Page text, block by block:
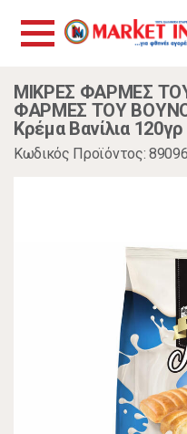
ΜΙΚΡΕΣ ΦΑΡΜΕΣ
ΦΑΡΜΕΣ ΤΟΥ
Κρέμα Βανίλια 120γρ
Κωδικός Προϊόντος: